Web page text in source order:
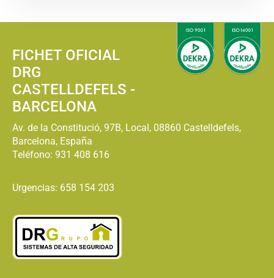
FICHET OFICIAL
DRG
CASTELLDEFELS -
BARCELONA
Av. de la Constitució, 97B, Local, 08860 Castelldefels,
Barcelona, España
Teléfono: 931 408 616
Urgencias: 658 154 203